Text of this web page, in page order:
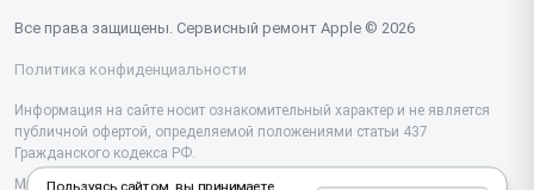
Studio Display
Vision Pro
Все права защищены. Сервисный ремонт Apple © 2026
Политика конфиденциальности
Информация на сайте носит ознакомительный характер и не является
публичной офертой, определяемой положениями статьи 437
Гражданского кодекса РФ.
Мы специализируемся на обслуживании и ремонте техники Apple, но не
Пользуясь сайтом, вы принимаете